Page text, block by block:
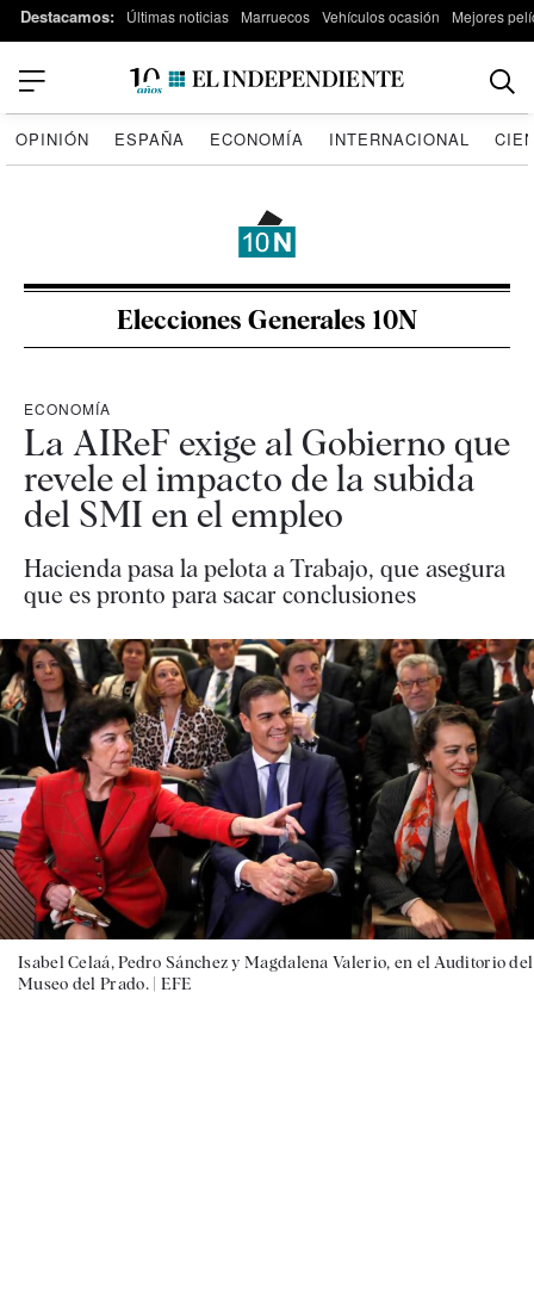
Destacamos: Últimas noticias Marruecos Vehículos ocasión Mejores
OPINIÓN ESPAÑA ECONOMÍA INTERNACIONAL
Elecciones Generales 10N
ECONOMÍA
La AIReF exige al Gobierno que
revele el impacto de la subida
del SMI en el empleo
Hacienda pasa la pelota a Trabajo, que asegura
que es pronto para sacar conclusiones
Isabel Celaá, Pedro Sánchez y Magdalena Valerio, en el Auditorio del
Museo del Prado. | EFE